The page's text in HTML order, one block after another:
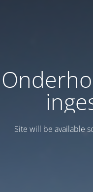
Site will be available